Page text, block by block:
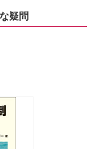
疑問